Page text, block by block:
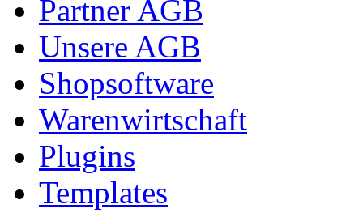
Partner AGB
Unsere AGB
Shopsoftware
Warenwirtschaft
Plugins
Templates